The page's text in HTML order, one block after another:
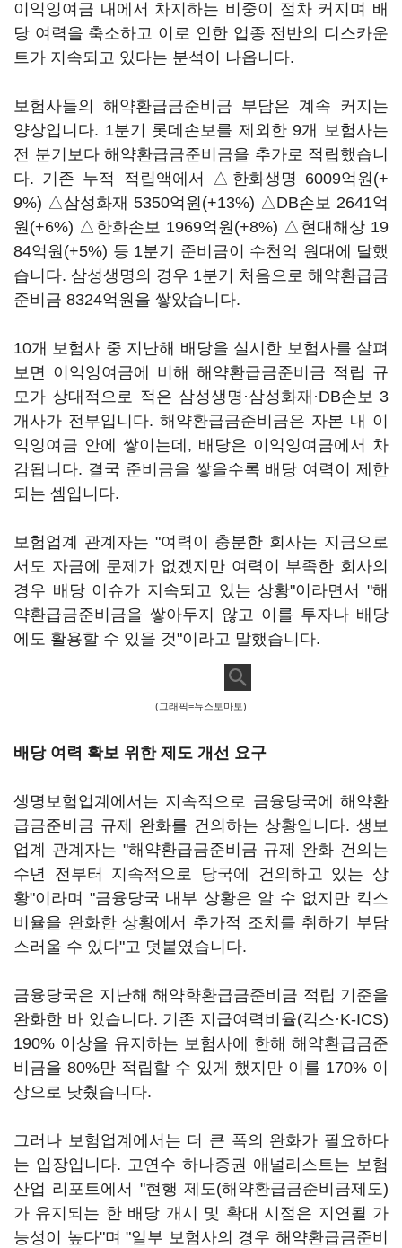
이익잉여금 내에서 차지하는 비중이 점차 커지며 배
당 여력을 축소하고 이로 인한 업종 전반의 디스카운
트가 지속되고 있다는 분석이 나옵니다.
보험사들의 해약환급금준비금 부담은 계속 커지는
양상입니다. 1분기 롯데손보를 제외한 9개 보험사는
전 분기보다 해약환급금준비금을 추가로 적립했습니
다. 기존 누적 적립액에서 △한화생명 6009억원(+
9%) △삼성화재 5350억원(+13%) △DB손보 2641억
원(+6%) △한화손보 1969억원(+8%) △현대해상 19
84억원(+5%) 등 1분기 준비금이 수천억 원대에 달했
습니다. 삼성생명의 경우 1분기 처음으로 해약환급금
준비금 8324억원을 쌓았습니다.
10개 보험사 중 지난해 배당을 실시한 보험사를 살펴
보면 이익잉여금에 비해 해약환급금준비금 적립 규
모가 상대적으로 적은 삼성생명·삼성화재·DB손보 3
개사가 전부입니다. 해약환급금준비금은 자본 내 이
익잉여금 안에 쌓이는데, 배당은 이익잉여금에서 차
감됩니다. 결국 준비금을 쌓을수록 배당 여력이 제한
되는 셈입니다.
보험업계 관계자는 "여력이 충분한 회사는 지금으로
서도 자금에 문제가 없겠지만 여력이 부족한 회사의
경우 배당 이슈가 지속되고 있는 상황"이라면서 "해
약환급금준비금을 쌓아두지 않고 이를 투자나 배당
에도 활용할 수 있을 것"이라고 말했습니다.
(그래픽=뉴스토마토)
배당 여력 확보 위한 제도 개선 요구
생명보험업계에서는 지속적으로 금융당국에 해약환
급금준비금 규제 완화를 건의하는 상황입니다. 생보
업계 관계자는 "해약환급금준비금 규제 완화 건의는
수년 전부터 지속적으로 당국에 건의하고 있는 상
황"이라며 "금융당국 내부 상황은 알 수 없지만 킥스
비율을 완화한 상황에서 추가적 조치를 취하기 부담
스러울 수 있다"고 덧붙였습니다.
금융당국은 지난해 해약햑환급금준비금 적립 기준을
완화한 바 있습니다. 기존 지급여력비율(킥스·K-ICS)
190% 이상을 유지하는 보험사에 한해 해약환급금준
비금을 80%만 적립할 수 있게 했지만 이를 170% 이
상으로 낮췄습니다.
그러나 보험업계에서는 더 큰 폭의 완화가 필요하다
는 입장입니다. 고연수 하나증권 애널리스트는 보험
산업 리포트에서 "현행 제도(해약환급금준비금제도)
가 유지되는 한 배당 개시 및 확대 시점은 지연될 가
능성이 높다"며 "일부 보험사의 경우 해약환급금준비